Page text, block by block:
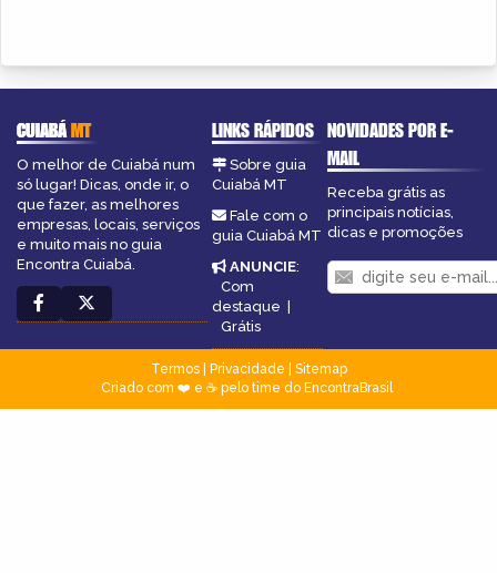
CUIABÁMT
O melhor de Cuiabá num
só lugar! Dicas, onde ir, o
que fazer, as melhores
empresas, locais, serviços
e muito mais no guia
Encontra Cuiabá.
LINKS RÁPIDOS
Sobre guia
Cuiabá MT
Fale com o
guia Cuiabá MT
ANUNCIE:
Com
destaque |
Grátis
NOVIDADES POR E-
MAIL
Receba grátis as
principais notícias,
dicas e promoções
Termos| Privacidade
Sitemap
Criado com ❤️ e ☕ pelo time do EncontraBrasil